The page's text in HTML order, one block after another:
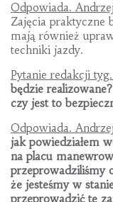
Odpowiada.
Zajęcia praktyczne
mają również
techniki jazdy.
Pytanie redakcji
będzie
czy jest to
Odpowiada.
jak powiedziałem
na placu
przeprowadziliśmy
że jesteśmy w
przeprowadzić te